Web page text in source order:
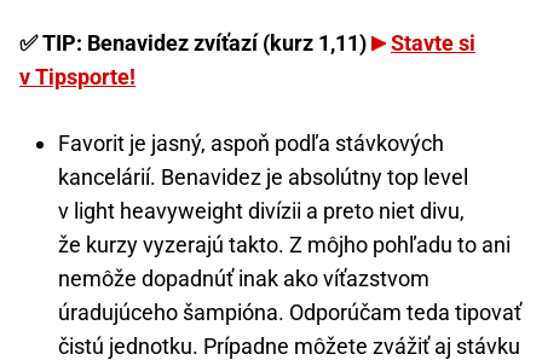
✅ TIP: Benavidez zvíťazí (kurz 1,11)
Stavte si
v Tipsporte!
Favorit je jasný, aspoň podľa stávkových
kancelárií. Benavidez je absolútny top level
v light heavyweight divízii a preto niet divu,
že kurzy vyzerajú takto. Z môjho pohľadu to ani
nemôže dopadnúť inak ako víťazstvom
úradujúceho šampióna. Odporúčam teda tipovať
čistú jednotku. Prípadne môžete zvážiť aj stávku